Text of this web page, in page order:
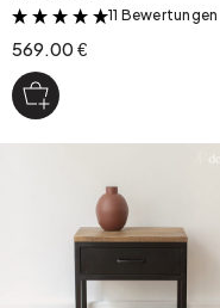
&
11 Bewertungen
569.00 €